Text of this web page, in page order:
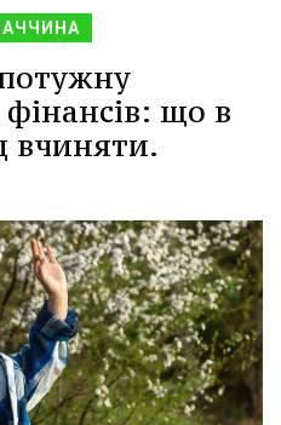
що в
вчиняти.